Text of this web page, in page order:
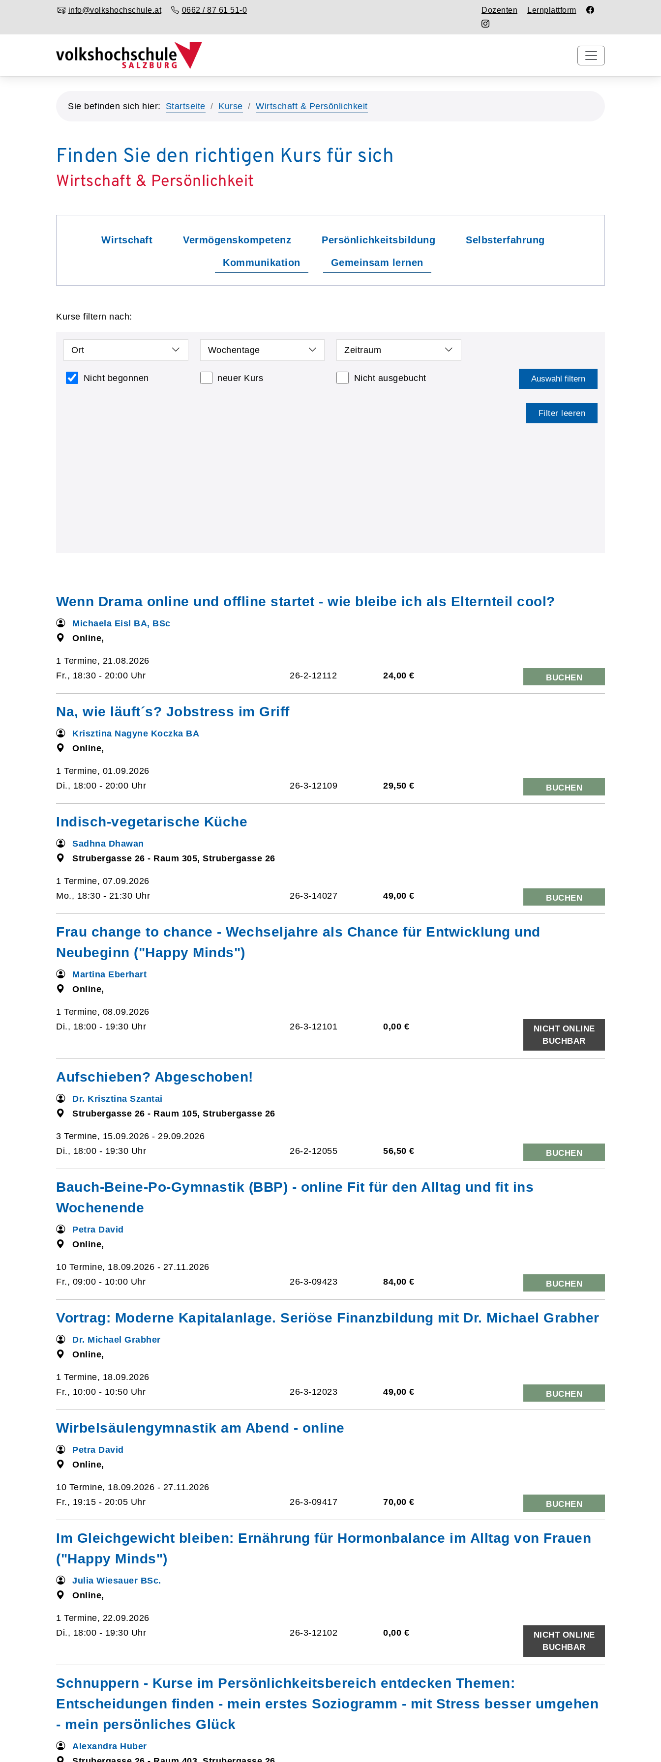
info@volkshochschule.at 0662 / 87 61 51-0 Dozenten Lernplattform
Sie befinden sich hier: Startseite Kurse Wirtschaft & Persönlichkeit
Finden Sie den richtigen Kurs für sich
Wirtschaft & Persönlichkeit
Wirtschaft Vermögenskompetenz Persönlichkeitsbildung Selbsterfahrung
Kommunikation Gemeinsam lernen
Kurse filtern nach:
Ort Wochentage Zeitraum
Nicht begonnen neuer Kurs Nicht ausgebucht Auswahl filtern
Filter leeren
Wenn Drama online und offline startet - wie bleibe ich als Elternteil cool?
Michaela Eisl BA, BSc
Online,
1 Termine, 21.08.2026
Fr., 18:30 - 20:00 Uhr
26-2-12112 24,00 € BUCHEN
Na, wie läuft´s? Jobstress im Griff
Krisztina Nagyne Koczka BA
Online,
1 Termine, 01.09.2026
Di., 18:00 - 20:00 Uhr
26-3-12109 29,50 € BUCHEN
Indisch-vegetarische Küche
Sadhna Dhawan
Strubergasse 26 - Raum 305, Strubergasse 26
1 Termine, 07.09.2026
Mo., 18:30 - 21:30 Uhr
26-3-14027 49,00 € BUCHEN
Frau change to chance - Wechseljahre als Chance für Entwicklung und
Neubeginn ("Happy Minds")
Martina Eberhart
Online,
1 Termine, 08.09.2026
Di., 18:00 - 19:30 Uhr
26-3-12101 0,00 €
NICHT ONLINE
BUCHBAR
Aufschieben? Abgeschoben!
Dr. Krisztina Szantai
Strubergasse 26 - Raum 105, Strubergasse 26
3 Termine, 15.09.2026 - 29.09.2026
Di., 18:00 - 19:30 Uhr
26-2-12055 56,50 € BUCHEN
Bauch-Beine-Po-Gymnastik (BBP) - online Fit für den Alltag und fit ins
Wochenende
Petra David
Online,
10 Termine, 18.09.2026 - 27.11.2026
Fr., 09:00 - 10:00 Uhr
26-3-09423 84,00 € BUCHEN
Vortrag: Moderne Kapitalanlage. Seriöse Finanzbildung mit Dr. Michael Grabher
Dr. Michael Grabher
Online,
1 Termine, 18.09.2026
Fr., 10:00 - 10:50 Uhr
26-3-12023 49,00 € BUCHEN
Wirbelsäulengymnastik am Abend - online
Petra David
Online,
10 Termine, 18.09.2026 - 27.11.2026
Fr., 19:15 - 20:05 Uhr
26-3-09417 70,00 € BUCHEN
Im Gleichgewicht bleiben: Ernährung für Hormonbalance im Alltag von Frauen
("Happy Minds")
Julia Wiesauer BSc.
Online,
1 Termine, 22.09.2026
Di., 18:00 - 19:30 Uhr
26-3-12102 0,00 €
NICHT ONLINE
BUCHBAR
Schnuppern - Kurse im Persönlichkeitsbereich entdecken Themen:
Entscheidungen finden - mein erstes Soziogramm - mit Stress besser umgehen
- mein persönliches Glück
Alexandra Huber